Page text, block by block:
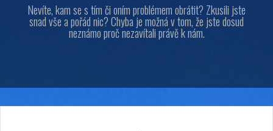
Nevíte, kam se s tím či oním problémem obrátit? Zkusili jste
snad vše a pořád nic? Chyba je možná v tom, že jste dosud
neznámo proč nezavítali právě k nám.